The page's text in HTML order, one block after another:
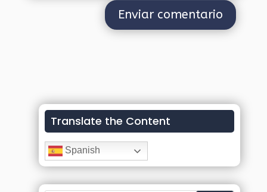
Translate the Content
Spanish